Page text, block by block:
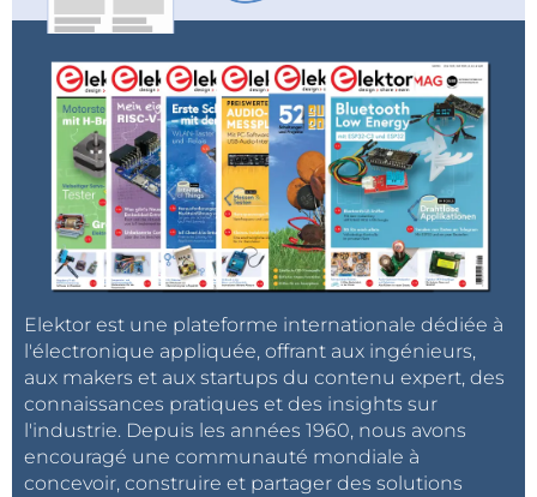
Elektor est une plateforme internationale dédiée à
l'électronique appliquée, offrant aux ingénieurs,
aux makers et aux startups du contenu expert, des
connaissances pratiques et des insights sur
l'industrie. Depuis les années 1960, nous avons
encouragé une communauté mondiale à
concevoir, construire et partager des solutions